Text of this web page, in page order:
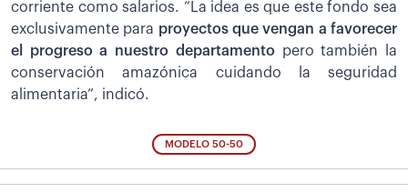
corriente como salarios. “La idea es que este fondo sea
exclusivamente para proyectos que vengan a favorecer
el progreso a nuestro departamentopero también la
conservación amazónica cuidando la seguridad
alimentaria”, indicó.
MODELO 50-50